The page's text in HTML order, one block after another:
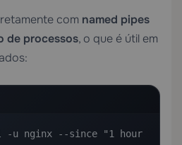
com named pipes
de processos, o que é útil em
u nginx --since "1 hour